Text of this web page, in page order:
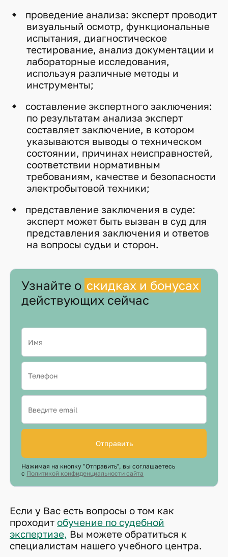
проведение анализа: эксперт проводит
визуальный осмотр, функциональные
испытания, диагностическое
тестирование, анализ документации и
лабораторные исследования,
используя различные методы и
инструменты;
составление экспертного заключения:
по результатам анализа эксперт
составляет заключение, в котором
указываются выводы о техническом
состоянии, причинах неисправностей,
соответствии нормативным
требованиям, качестве и безопасности
электробытовой техники;
представление заключения в суде:
эксперт может быть вызван в суд для
представления заключения и ответов
на вопросы судьи и сторон.
Узнайте о скидках и бонусах
действующих сейчас
Отправить
Нажимая на кнопку "Отправить", вы соглашаетесь
с Политикой конфиденциальности сайта
Если у Вас есть вопросы о том как
проходит обучение по судебной
экспертизе, Вы можете обратиться к
специалистам нашего учебного центра.